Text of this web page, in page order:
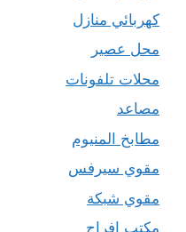
كهربائي منازل
محل عصير
محلات تلفونات
مصاعد
مطابخ المنيوم
مقوي سيرفس
مقوي شبكة
مكتب افراح